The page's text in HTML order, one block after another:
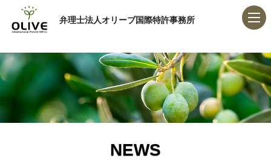
弁理士法人オリーブ国際特許事務所
NEWS